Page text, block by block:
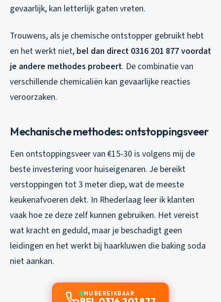
gevaarlijk, kan letterlijk gaten vreten.
Trouwens, als je chemische ontstopper gebruikt hebt
en het werkt niet, bel dan direct 0316 201 877 voordat
je andere methodes probeert. De combinatie van
verschillende chemicaliën kan gevaarlijke reacties
veroorzaken.
Mechanische methodes: ontstoppingsveer
Een ontstoppingsveer van €15-30 is volgens mij de
beste investering voor huiseigenaren. Je bereikt
verstoppingen tot 3 meter diep, wat de meeste
keukenafvoeren dekt. In Rhederlaag leer ik klanten
vaak hoe ze deze zelf kunnen gebruiken. Het vereist
wat kracht en geduld, maar je beschadigt geen
leidingen en het werkt bij haarkluwen die baking soda
niet aankan.
NU BEREIKBAAR